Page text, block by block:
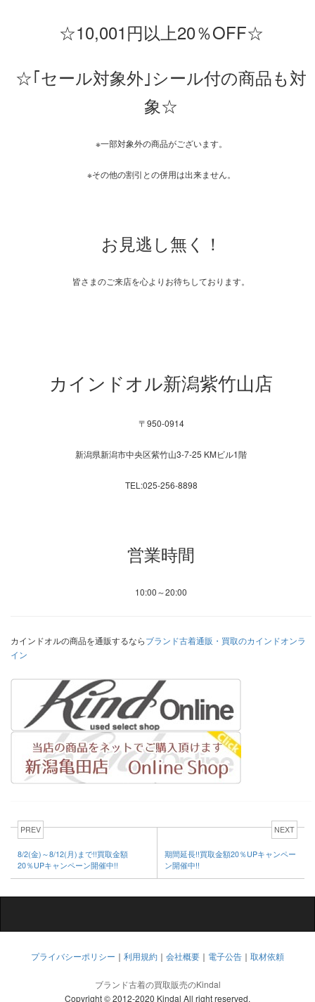
☆10,001円以上20％OFF☆
☆｢セール対象外｣シール付の商品も対
象☆
※一部対象外の商品がございます。
※その他の割引との併用は出来ません。
お見逃し無く！
皆さまのご来店を心よりお待ちしております。
カインドオル新潟紫竹山店
〒950-0914
新潟県新潟市中央区紫竹山3-7-25 KMビル1階
TEL:025-256-8898
営業時間
10:00～20:00
カインドオルの商品を通販するならブランド古着通販・買取のカインドオンラ
イン
PREV
8/2(金)～8/12(月)まで!!買取金額
20％UPキャンペーン開催中!!
NEXT
期間延長!!買取金額20％UPキャンペー
ン開催中!!
プライバシーポリシー ｜ 利用規約 ｜ 会社概要 ｜ 電子公告 ｜ 取材依頼
ブランド古着の買取販売のKindal
Copyright © 2012-2020 Kindal All right reserved.